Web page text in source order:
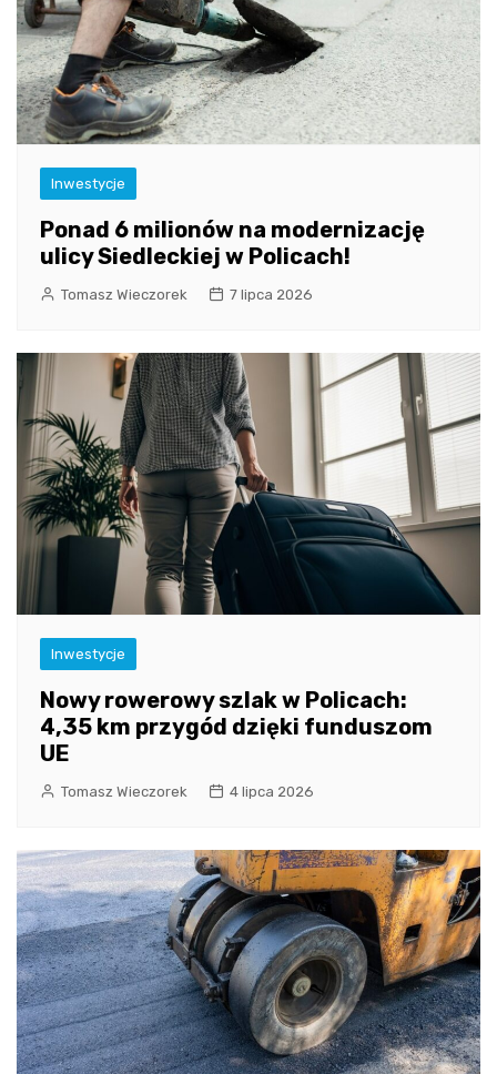
Inwestycje
Ponad 6 milionów na modernizację
ulicy Siedleckiej w Policach!
Tomasz Wieczorek 7 lipca 2026
Inwestycje
Nowy rowerowy szlak w Policach:
4,35 km przygód dzięki funduszom
UE
Tomasz Wieczorek 4 lipca 2026